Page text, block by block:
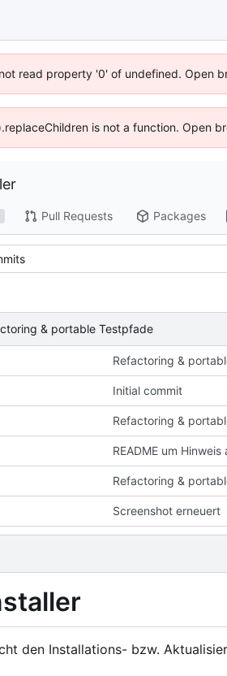
read property '0' of undefined. Open
is not a function. Open
Pull Requests Packages
& portable Testpfade
Refactoring &
Initial commit
Refactoring &
README um
Refactoring &
Screenshot erneuert
den Installations- bzw.